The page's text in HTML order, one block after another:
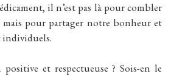
il n’est pas là pour combler
mais pour partager notre bonheur et
individuels.
et respectueuse ? Sois-en le